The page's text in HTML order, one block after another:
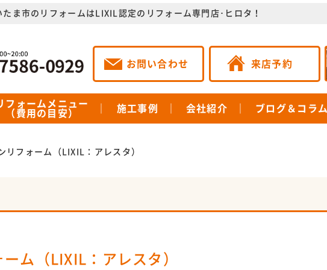
ま市のリフォームはLIXIL認定のリフォーム専門店･ヒロタ！
お問い合わせ 来店予約
フォームメニュー
（費用の目安）
施工事例 会社紹介 ブログ＆コラム
リフォーム（LIXIL：アレスタ）
ム（LIXIL：アレスタ）